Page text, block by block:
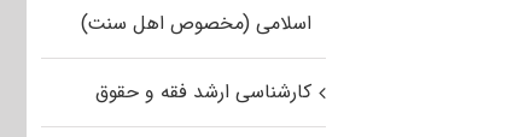
اسلامی (مخصوص اهل سنت)
کارشناسی ارشد فقه و حقوق